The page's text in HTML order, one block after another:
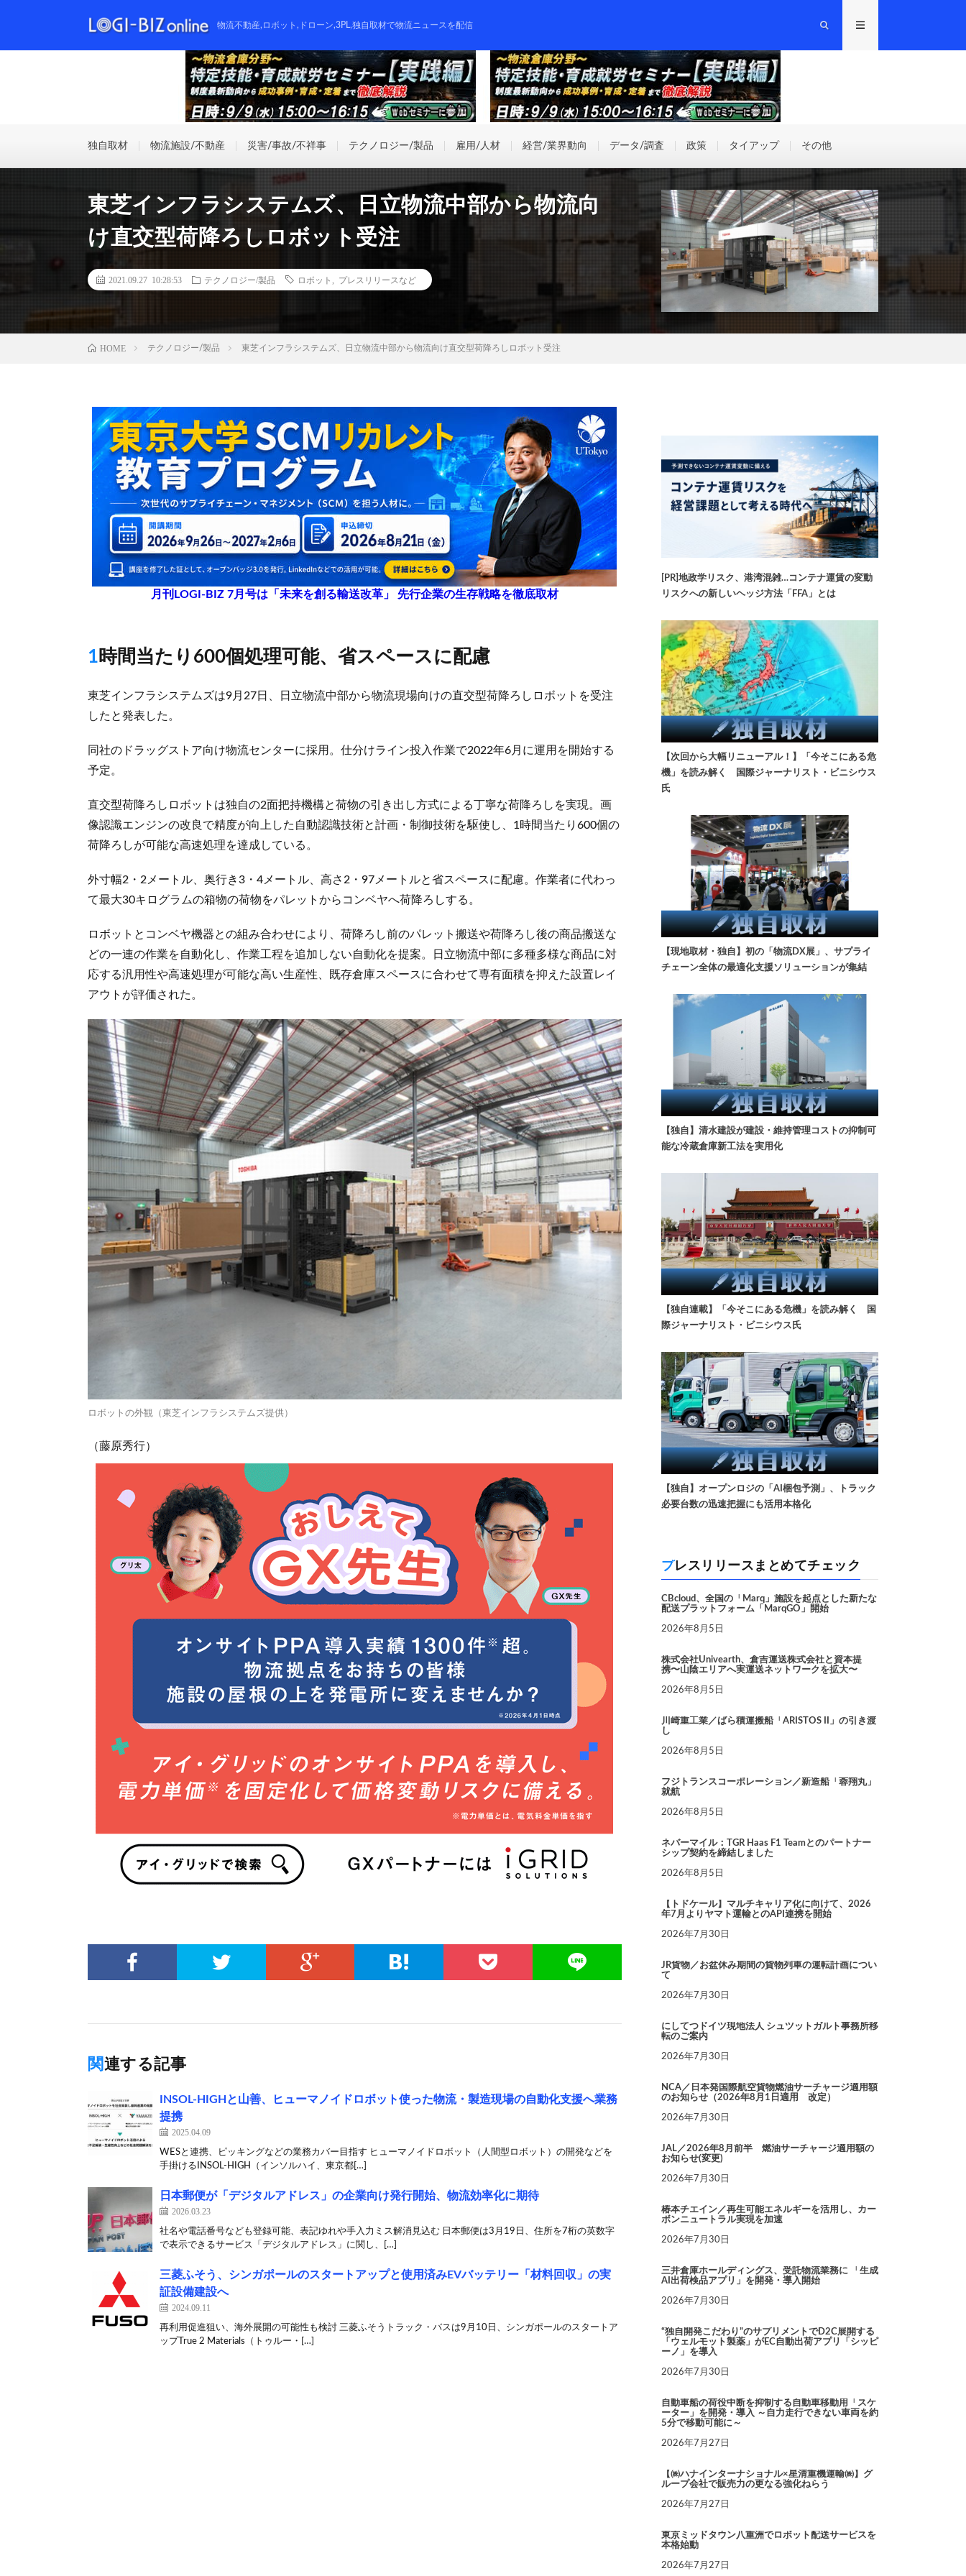
物流不動産,ロボット,ドローン,3PL,独自取材で物流ニュースを配信
独自取材 物流施設/不動産 災害/事故/不祥事 テクノロジー/製品 雇用/人材 経営/業界動向 データ/調査 政策 タイアップ その他
東芝インフラシステムズ、日立物流中部から物流向
け直交型荷降ろしロボット受注
2021.09.27 10:28:53 テクノロジー/製品 ロボット プレスリリースなど
HOME テクノロジー/製品 東芝インフラシステムズ、日立物流中部から物流向け直交型荷降ろしロボット受注
月刊LOGI-BIZ 7月号は「未来を創る輸送改革」 先行企業の生存戦略を徹底取材
1時間当たり600個処理可能、省スペースに配慮
東芝インフラシステムズは9月27日、日立物流中部から物流現場向けの直交型荷降ろしロボットを受注
したと発表した。
同社のドラッグストア向け物流センターに採用。仕分けライン投入作業で2022年6月に運用を開始する
予定。
直交型荷降ろしロボットは独自の2面把持機構と荷物の引き出し方式による丁寧な荷降ろしを実現。画
像認識エンジンの改良で精度が向上した自動認識技術と計画・制御技術を駆使し、1時間当たり600個の
荷降ろしが可能な高速処理を達成している。
外寸幅2・2メートル、奥行き3・4メートル、高さ2・97メートルと省スペースに配慮。作業者に代わっ
て最大30キログラムの箱物の荷物をパレットからコンベヤへ荷降ろしする。
ロボットとコンベヤ機器との組み合わせにより、荷降ろし前のパレット搬送や荷降ろし後の商品搬送な
どの一連の作業を自動化し、作業工程を追加しない自動化を提案。日立物流中部に多種多様な商品に対
応する汎用性や高速処理が可能な高い生産性、既存倉庫スペースに合わせて専有面積を抑えた設置レイ
アウトが評価された。
ロボットの外観（東芝インフラシステムズ提供）
（藤原秀行）
関連する記事
INSOL-HIGHと山善、ヒューマノイドロボット使った物流・製造現場の自動化支援へ業務
提携
2025.04.09
WESと連携、ピッキングなどの業務カバー目指す ヒューマノイドロボット（人間型ロボット）の開発などを
手掛けるINSOL-HIGH（インソルハイ、東京都[…]
日本郵便が「デジタルアドレス」の企業向け発行開始、物流効率化に期待
2026.03.23
社名や電話番号なども登録可能、表記ゆれや手入力ミス解消見込む 日本郵便は3月19日、住所を7桁の英数字
で表示できるサービス「デジタルアドレス」に関し、[…]
三菱ふそう、シンガポールのスタートアップと使用済みEVバッテリー「材料回収」の実
証設備建設へ
2024.09.11
再利用促進狙い、海外展開の可能性も検討 三菱ふそうトラック・バスは9月10日、シンガポールのスタートア
ップTrue 2 Materials（トゥルー・[…]
[PR]地政学リスク、港湾混雑…コンテナ運賃の変動
リスクへの新しいヘッジ方法「FFA」とは
【次回から大幅リニューアル！】「今そこにある危
機」を読み解く 国際ジャーナリスト・ビニシウス
氏
【現地取材・独自】初の「物流DX展」、サプライ
チェーン全体の最適化支援ソリューションが集結
【独自】清水建設が建設・維持管理コストの抑制可
能な冷蔵倉庫新工法を実用化
【独自連載】「今そこにある危機」を読み解く 国
際ジャーナリスト・ビニシウス氏
【独自】オープンロジの「AI梱包予測」、トラック
必要台数の迅速把握にも活用本格化
プレスリリースまとめてチェック
CBcloud、全国の「Marq」施設を起点とした新たな
配送プラットフォーム「MarqGO」開始
2026年8月5日
株式会社Univearth、倉吉運送株式会社と資本提
携〜山陰エリアへ実運送ネットワークを拡大〜
2026年8月5日
川崎重工業／ばら積運搬船「ARISTOS II」の引き渡
し
2026年8月5日
フジトランスコーポレーション／新造船「蓉翔丸」
就航
2026年8月5日
ネバーマイル：TGR Haas F1 Teamとのパートナー
シップ契約を締結しました
2026年8月5日
【トドケール】マルチキャリア化に向けて、2026
年7月よりヤマト運輸とのAPI連携を開始
2026年7月30日
JR貨物／お盆休み期間の貨物列車の運転計画につい
て
2026年7月30日
にしてつドイツ現地法人 シュツットガルト事務所移
転のご案内
2026年7月30日
NCA／日本発国際航空貨物燃油サーチャージ適用額
のお知らせ（2026年8月1日適用 改定）
2026年7月30日
JAL／2026年8月前半 燃油サーチャージ適用額の
お知らせ(変更)
2026年7月30日
椿本チエイン／再生可能エネルギーを活用し、カー
ボンニュートラル実現を加速
2026年7月30日
三井倉庫ホールディングス、受託物流業務に 「生成
AI出荷検品アプリ」を開発・導入開始
2026年7月30日
“独自開発こだわり”のサプリメントでD2C展開する
「ウェルモット製薬」がEC自動出荷アプリ「シッピ
ーノ」を導入
2026年7月30日
自動車船の荷役中断を抑制する自動車移動用「スケ
ーター」を開発・導入 ～自力走行できない車両を約
5分で移動可能に～
2026年7月27日
【㈱ハナインターナショナル×星清重機運輸㈱】グ
ループ会社で販売力の更なる強化ねらう
2026年7月27日
東京ミッドタウン八重洲でロボット配送サービスを
本格始動
2026年7月27日